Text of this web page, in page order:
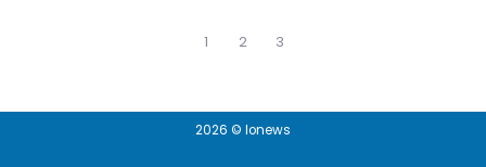
1 2 3
2026 © Ionews